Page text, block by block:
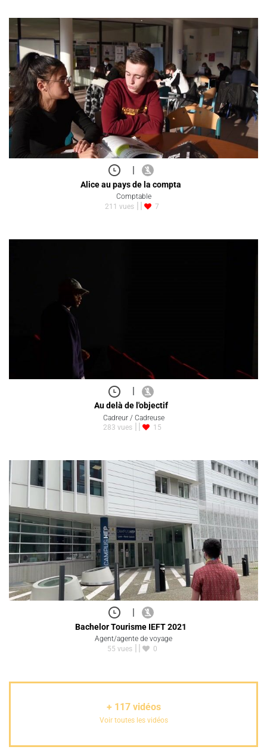
|
Alice au pays de la compta
Comptable
211 vues
7
|
Au delà de l'objectif
Cadreur / Cadreuse
283 vues
15
|
Bachelor Tourisme IEFT 2021
Agent/agente de voyage
55 vues
0
+ 117vidéos
Voir toutes les vidéos